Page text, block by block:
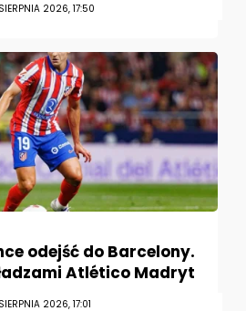
2026, 17:50
odejść do Barcelony.
Atlético Madryt
2026, 17:01